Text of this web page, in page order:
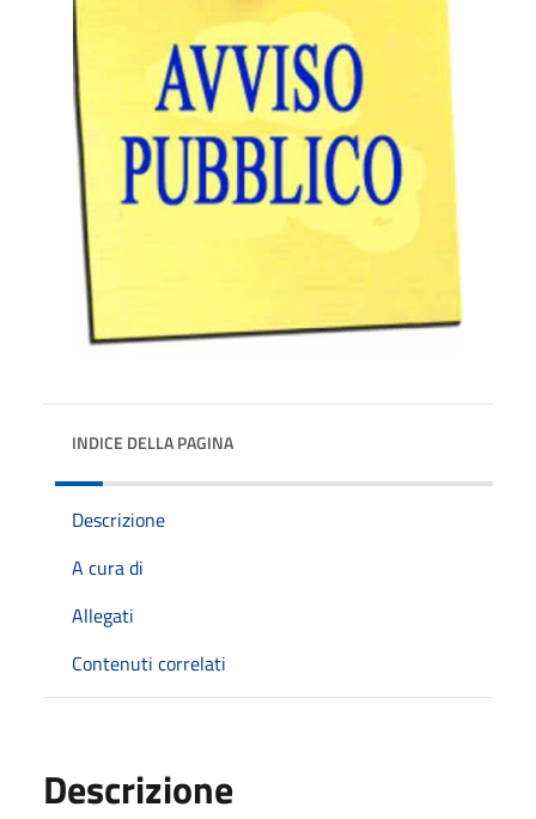
INDICE DELLA PAGINA
Descrizione
A cura di
Allegati
Contenuti correlati
Descrizione